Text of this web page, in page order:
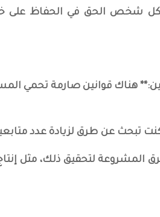
شخص الحق في الحفاظ على
هناك قوانين صارمة تحمي
كنت تبحث عن طرق لزيادة عدد
المشروعة لتحقيق ذلك، مثل